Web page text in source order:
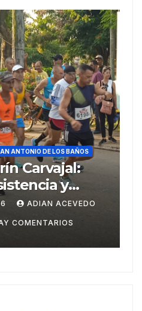
ACONTECER DEPORTIVO
SAN ANTONIO DE LOS
Del
Domingo
20 DE JULIO DE
GONZÁLEZ